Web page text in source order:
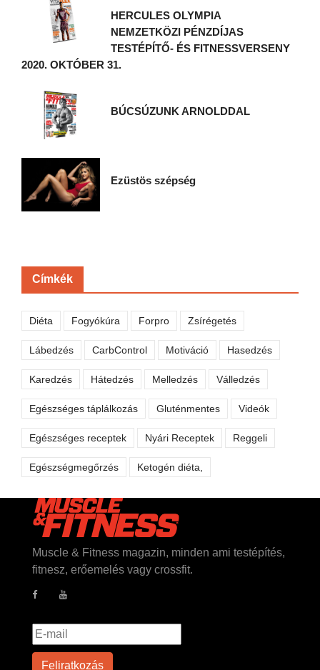
HERCULES OLYMPIA
NEMZETKÖZI PÉNZDÍJAS
TESTÉPÍTŐ- ÉS FITNESSVERSENY
2020. OKTÓBER 31.
BÚCSÚZUNK ARNOLDDAL
Ezüstös szépség
Címkék
Diéta Fogyókúra Forpro Zsírégetés
Lábedzés CarbControl Motiváció Hasedzés
Karedzés Hátedzés Melledzés Válledzés
Egészséges táplálkozás Gluténmentes Videók
Egészséges receptek Nyári Receptek Reggeli
Egészségmegőrzés Ketogén diéta,
Muscle & Fitness magazin, minden ami testépítés,
fitnesz, erőemelés vagy crossfit.